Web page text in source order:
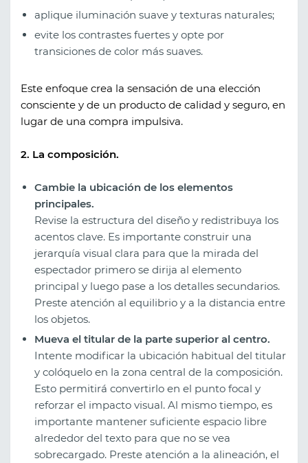
aplique iluminación suave y texturas naturales;
evite los contrastes fuertes y opte por
transiciones de color más suaves.
Este enfoque crea la sensación de una elección
consciente y de un producto de calidad y seguro, en
lugar de una compra impulsiva.
2. La composición.
Cambie la ubicación de los elementos
principales.
Revise la estructura del diseño y redistribuya los
acentos clave. Es importante construir una
jerarquía visual clara para que la mirada del
espectador primero se dirija al elemento
principal y luego pase a los detalles secundarios.
Preste atención al equilibrio y a la distancia entre
los objetos.
Mueva el titular de la parte superior al centro.
Intente modificar la ubicación habitual del titular
y colóquelo en la zona central de la composición.
Esto permitirá convertirlo en el punto focal y
reforzar el impacto visual. Al mismo tiempo, es
importante mantener suficiente espacio libre
alrededor del texto para que no se vea
sobrecargado. Preste atención a la alineación, el